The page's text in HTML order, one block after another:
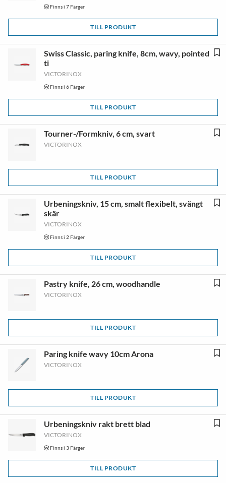
Finns i 7 Färger
TILL PRODUKT
Swiss Classic, paring knife, 8cm, wavy, pointed
ti
VICTORINOX
Finns i 6 Färger
TILL PRODUKT
Tourner-/Formkniv, 6 cm, svart
VICTORINOX
TILL PRODUKT
Urbeningskniv, 15 cm, smalt flexibelt, svängt
skär
VICTORINOX
Finns i 2 Färger
TILL PRODUKT
Pastry knife, 26 cm, woodhandle
VICTORINOX
TILL PRODUKT
Paring knife wavy 10cm Arona
VICTORINOX
TILL PRODUKT
Urbeningskniv rakt brett blad
VICTORINOX
Finns i 3 Färger
TILL PRODUKT